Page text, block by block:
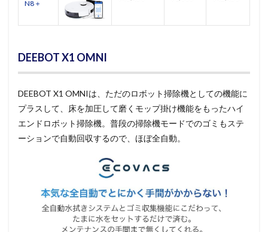
N8＋
DEEBOT X1 OMNI
DEEBOT X1 OMNIは、ただのロボット掃除機としての機能に
プラスして、床を加圧して磨くモップ掛け機能をもったハイ
エンドロボット掃除機。普段の掃除機モードでのゴミもステ
ーションで自動回収するので、ほぼ全自動。